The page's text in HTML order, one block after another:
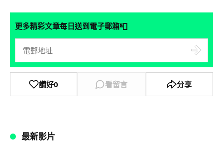
更多精彩文章每日送到電子郵箱📮
讚好0 看留言 分享
最新影片